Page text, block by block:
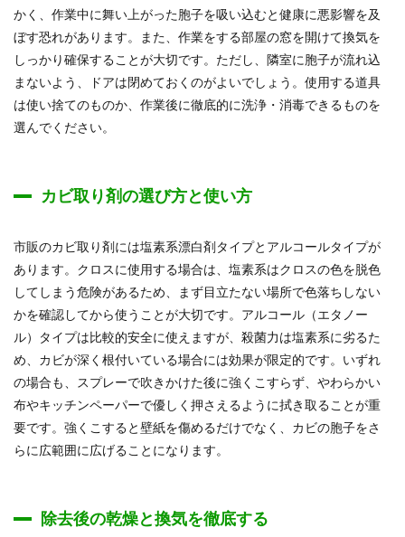
かく、作業中に舞い上がった胞子を吸い込むと健康に悪影響を及
ぼす恐れがあります。また、作業をする部屋の窓を開けて換気を
しっかり確保することが大切です。ただし、隣室に胞子が流れ込
まないよう、ドアは閉めておくのがよいでしょう。使用する道具
は使い捨てのものか、作業後に徹底的に洗浄・消毒できるものを
選んでください。
カビ取り剤の選び方と使い方
市販のカビ取り剤には塩素系漂白剤タイプとアルコールタイプが
あります。クロスに使用する場合は、塩素系はクロスの色を脱色
してしまう危険があるため、まず目立たない場所で色落ちしない
かを確認してから使うことが大切です。アルコール（エタノー
ル）タイプは比較的安全に使えますが、殺菌力は塩素系に劣るた
め、カビが深く根付いている場合には効果が限定的です。いずれ
の場合も、スプレーで吹きかけた後に強くこすらず、やわらかい
布やキッチンペーパーで優しく押さえるように拭き取ることが重
要です。強くこすると壁紙を傷めるだけでなく、カビの胞子をさ
らに広範囲に広げることになります。
除去後の乾燥と換気を徹底する